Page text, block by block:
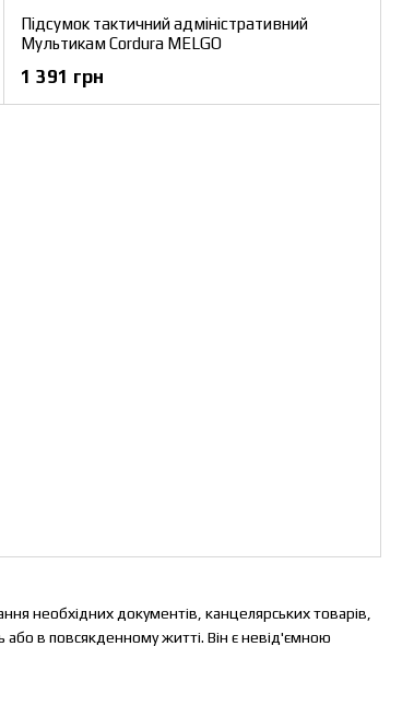
необхідних документів, канцелярських товарів,
або в повсякденному житті. Він є невід'ємною
Підсумок тактичний адміністративний
Мультикам Cordura MELGO
1 391 грн